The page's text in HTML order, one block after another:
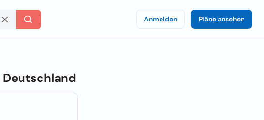
Anmelden Pläne ansehen
Deutschland